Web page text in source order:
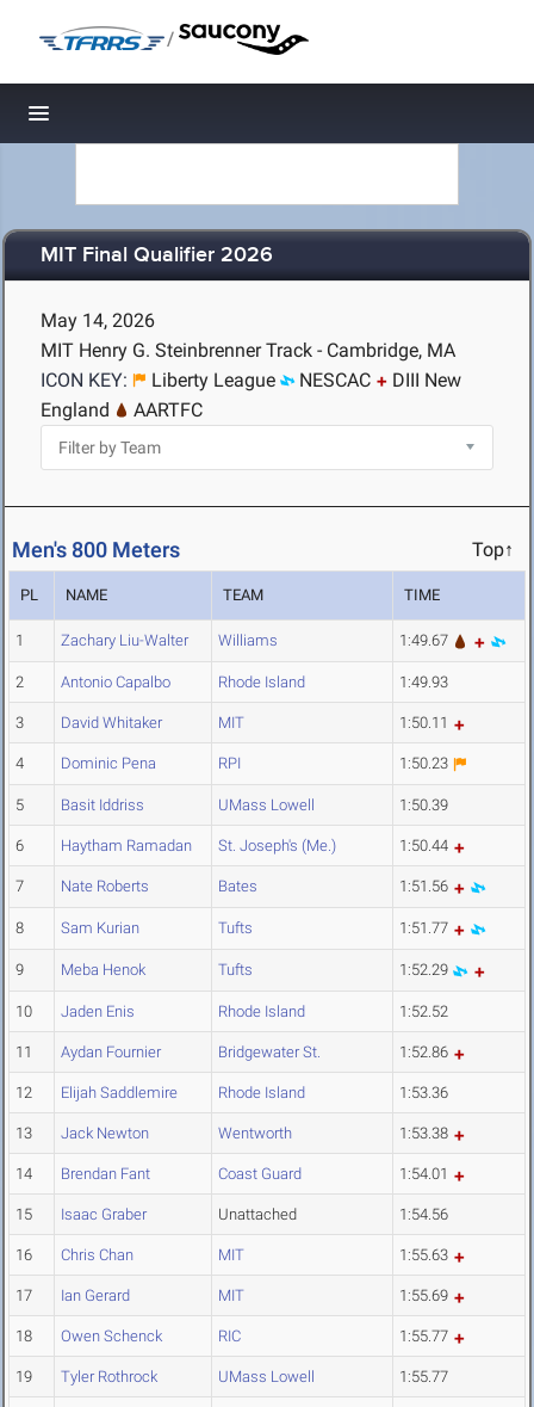
/
Toggle navigation
MIT Final Qualifier 2026
May 14, 2026
MIT Henry G. Steinbrenner Track - Cambridge, MA
ICON KEY:
Liberty League NESCAC
DIII New
England
AARTFC
Men's 800 Meters Top↑
PL NAME TEAM TIME
1 Zachary Liu-Walter Williams 1:49.67
2 Antonio Capalbo Rhode Island 1:49.93
3 David Whitaker MIT 1:50.11
4 Dominic Pena RPI 1:50.23
5 Basit Iddriss UMass Lowell 1:50.39
6 Haytham Ramadan St. Joseph's (Me.) 1:50.44
7 Nate Roberts Bates 1:51.56
8 Sam Kurian Tufts 1:51.77
9 Meba Henok Tufts 1:52.29
10 Jaden Enis Rhode Island 1:52.52
11 Aydan Fournier Bridgewater St. 1:52.86
12 Elijah Saddlemire Rhode Island 1:53.36
13 Jack Newton Wentworth 1:53.38
14 Brendan Fant Coast Guard 1:54.01
15 Isaac Graber Unattached 1:54.56
16 Chris Chan MIT 1:55.63
17 Ian Gerard MIT 1:55.69
18 Owen Schenck RIC 1:55.77
19 Tyler Rothrock UMass Lowell 1:55.77